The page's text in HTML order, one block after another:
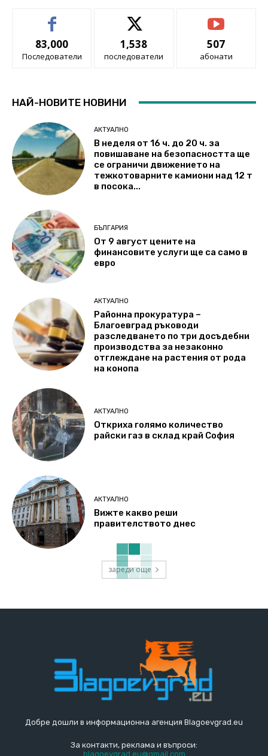
83,000
Последователи
1,538
последователи
507
абонати
НАЙ-НОВИТЕ НОВИНИ
АКТУАЛНО
В неделя от 16 ч. до 20 ч. за
повишаване на безопасността ще
се ограничи движението на
тежкотоварните камиони над 12 т
в посока...
БЪЛГАРИЯ
От 9 август цените на
финансовите услуги ще са само в
евро
АКТУАЛНО
Районна прокуратура –
Благоевград ръководи
разследването по три досъдебни
производства за незаконно
отглеждане на растения от рода
на конопа
АКТУАЛНО
Откриха голямо количество
райски газ в склад край София
АКТУАЛНО
Вижте какво реши
правителството днес
зареди още
Добре дошли в информационна агенция Blagoevgrad.eu
За контакти, реклама и въпроси:
blagoevgrad.eu@gmail.com